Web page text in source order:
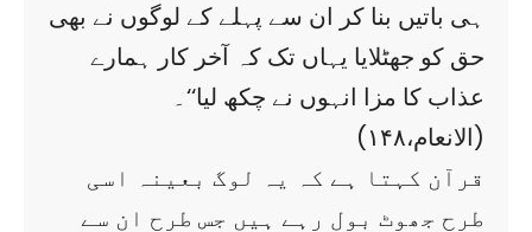
ہی باتیں بنا کر ان سے پہلے کے لوگوں نے بھی
حق کو جھٹلایا یہاں تک کہ آخر کار ہمارے
عذاب کا مزا انہوں نے چکھ لیا‘‘۔
(الانعام،۱۴۸)
قرآن کہتا ہے کہ یہ لوگ بعینہ اسی
طرح جھوٹ بول رہے ہیں جس طرح ان سے